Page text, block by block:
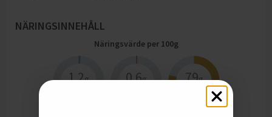
NÄRINGSINNEHÅLL
Näringsvärde per 100g
1.2g 0.6g 79g